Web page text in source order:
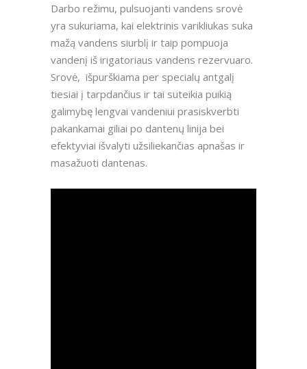
Darbo režimu, pulsuojanti vandens srovė
yra sukuriama, kai elektrinis varikliukas suka
mažą vandens siurblį ir taip pompuoja
vandenį iš irigatoriaus vandens rezervuaro.
Srovė, išpurškiama per specialų antgalį
tiesiai į tarpdančius ir tai suteikia puikią
galimybę lengvai vandeniui prasiskverbti
pakankamai giliai po dantenų linija bei
efektyviai išvalyti užsiliekančias apnašas ir
masažuoti dantenas.